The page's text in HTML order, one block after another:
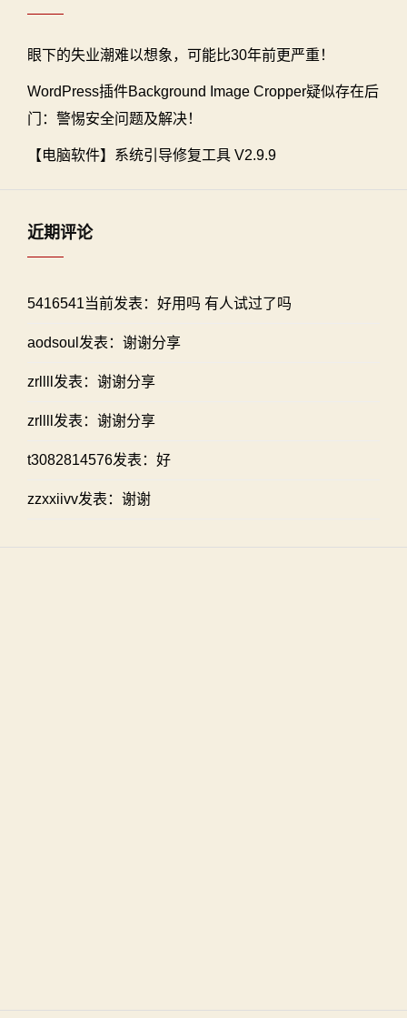
眼下的失业潮难以想象，可能比30年前更严重！
WordPress插件Background Image Cropper疑似存在后
门：警惕安全问题及解决！
【电脑软件】系统引导修复工具 V2.9.9
近期评论
5416541当前发表：好用吗 有人试过了吗
aodsoul发表：谢谢分享
zrllll发表：谢谢分享
zrllll发表：谢谢分享
t3082814576发表：好
zzxxiivv发表：谢谢